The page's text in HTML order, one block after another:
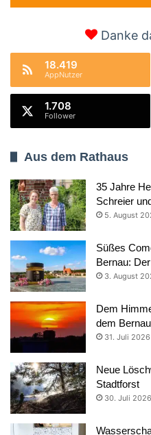
Danke
18.419
AppNutzer
1.708
Follower
Aus dem Rathaus
35 Jahre
Schreier
5. August
Süßes
Bernau:
3. August
Dem
dem
31. Juli 2026
Neue
Stadtforst
30. Juli 2026